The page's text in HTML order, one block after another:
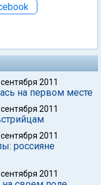
2011
на первом месте
2011
2011
россияне
2011